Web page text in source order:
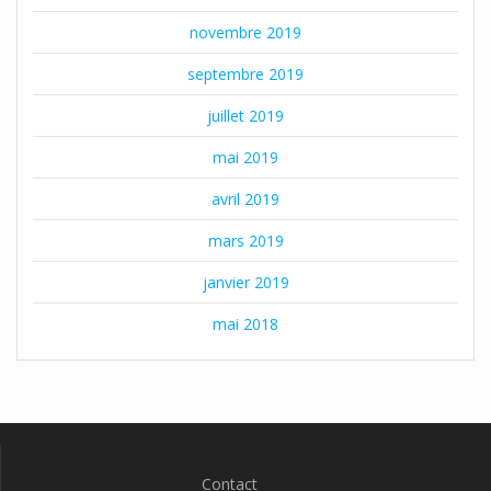
novembre 2019
septembre 2019
juillet 2019
mai 2019
avril 2019
mars 2019
janvier 2019
mai 2018
Contact